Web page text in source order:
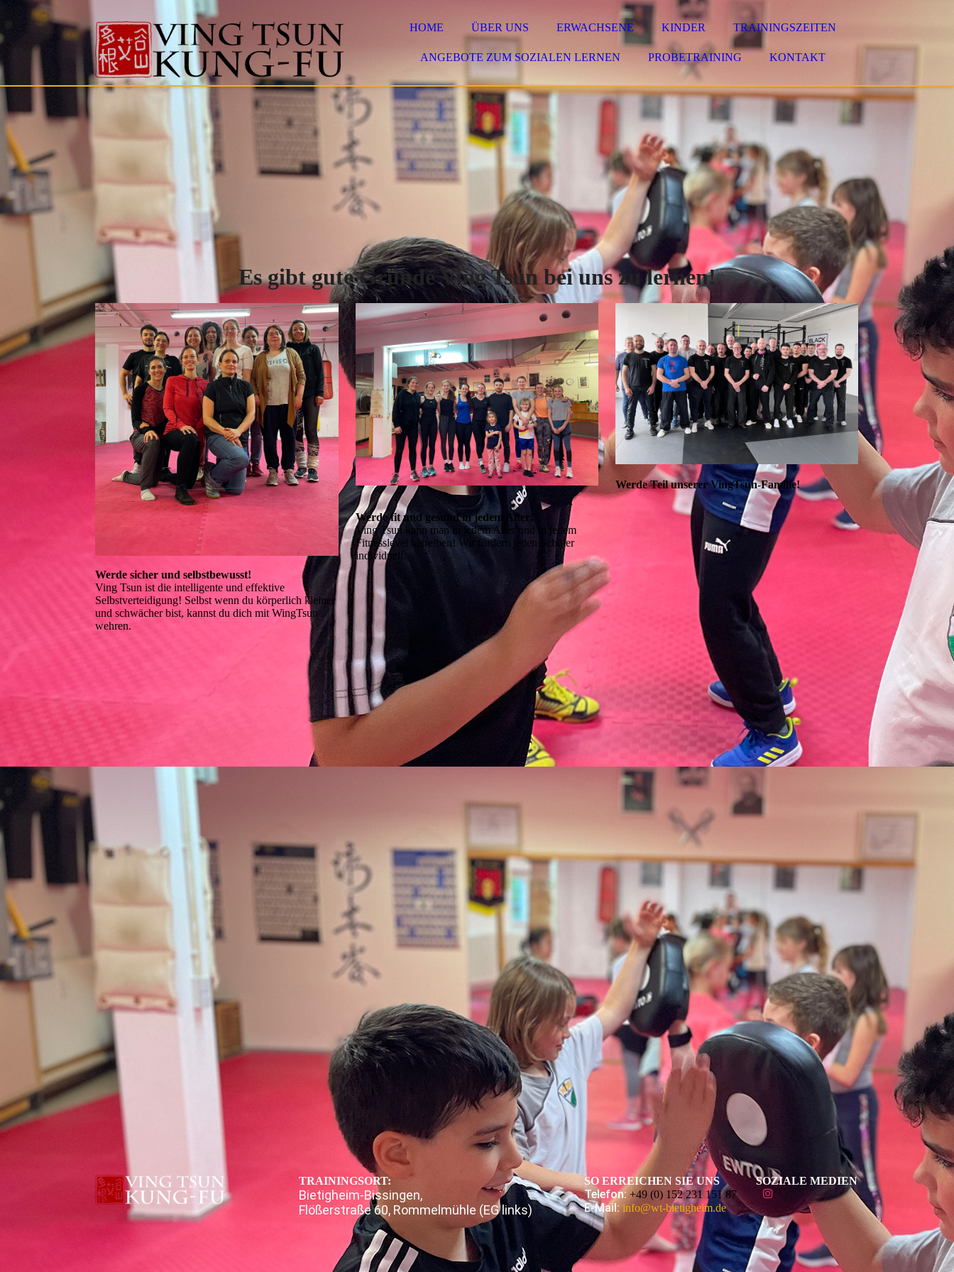
HOME ÜBER UNS ERWACHSENE KINDER TRAININGSZEITEN
ANGEBOTE ZUM SOZIALEN LERNEN PROBETRAINING KONTAKT
Es gibt gute Gründe Ving Tsun bei uns zu lernen!
Werde sicher und selbstbewusst!
Ving Tsun ist die intelligente und effektive
Selbstverteidigung! Selbst wenn du körperlich kleiner
und schwächer bist, kannst du dich mit WingTsun
wehren.
Werde fit und gesund in jedem Alter!
Ving Tsun kann man in jedem Alter und in jedem
Fitnesslevel betreiben! Wir fördern jeden Schüler
individuell.
Werde Teil unserer VingTsun-Familie!
TRAININGSORT:
Bietigheim-Bissingen,
Flößerstraße 60, Rommelmühle (EG links)
SO ERREICHEN SIE UNS
Telefon: +49 (0) 152 231 151 87
E-Mail: info@wt-bietigheim.de
SOZIALE MEDIEN